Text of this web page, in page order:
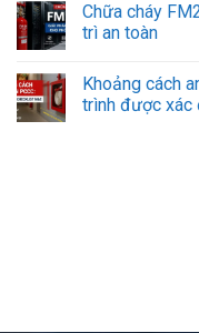
Chữa cháy
trì an toàn
Khoảng cách
trình được xác